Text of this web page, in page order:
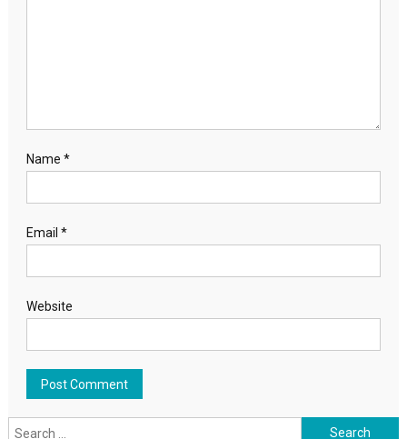
Name *
Email *
Website
Search for: